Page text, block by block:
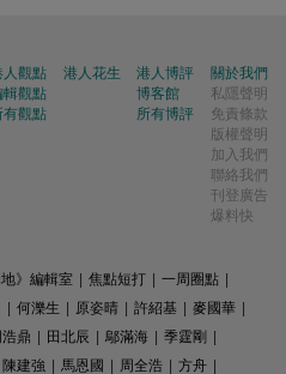
人觀點
輯觀點
有觀點
港人花生
港人博評
博客館
所有博評
關於我們
私隱聲明
免責條款
版權聲明
加入我們
聯絡我們
刊登廣告
爆料快
地》編輯室 焦點短打 一周圈點
何濼生 原姿晴 許紹基 麥國華
浩鼎 田北辰 鄔滿海 季霆剛
陳建強 馬恩國 周全浩 方舟